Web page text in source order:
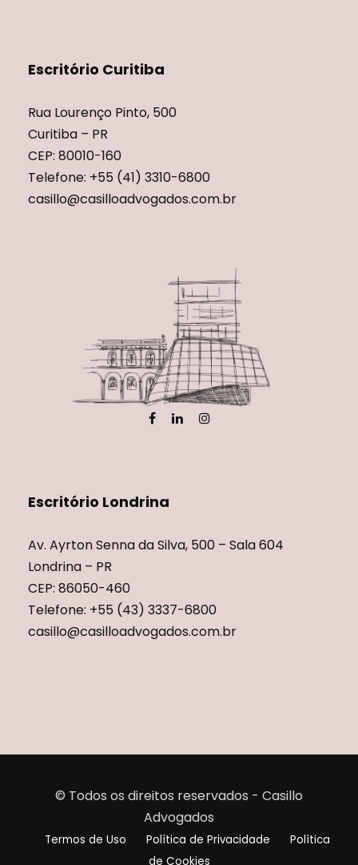
Escritório Curitiba
Rua Lourenço Pinto, 500
Curitiba – PR
CEP: 80010-160
Telefone: +55 (41) 3310-6800
casillo@casilloadvogados.com.br
Escritório Londrina
Av. Ayrton Senna da Silva, 500 – Sala 604
Londrina – PR
CEP: 86050-460
Telefone: +55 (43) 3337-6800
casillo@casilloadvogados.com.br
© Todos os direitos reservados - Casillo
Advogados
Termos de Uso Política de Privacidade
Política
de Cookies